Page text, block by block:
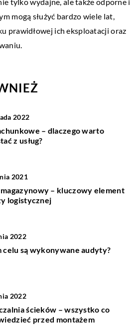
mogą służyć bardzo wiele lat,
prawidłowej ich eksploatacji oraz
2022
– dlaczego warto
z usług?
2021
– kluczowy element
logistycznej
2022
celu są wykonywane audyty?
2022
ścieków – wszystko co
przed montażem